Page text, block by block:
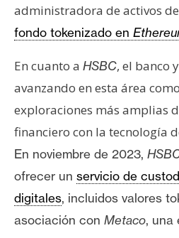
administradora de activos
fondo tokenizado en
En cuanto a HSBC, el banco
avanzando en esta área
exploraciones más amplias
financiero con la tecnología
En noviembre de 2023,
ofrecer un servicio de
digitales, incluidos valores
asociación con Metaco, una